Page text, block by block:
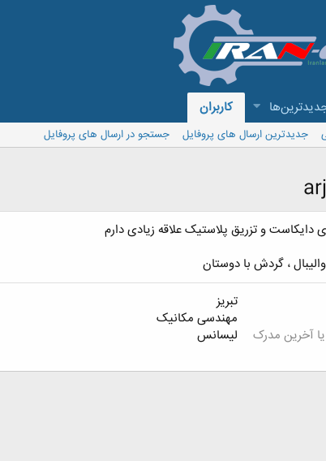
کاربران
جدیدترین ارسال های پروفایل
جستجو در ارسال های پروفایل
دایکاست و تزریق پلاستیک علاقه زیادی دارم
، گردش با دوستان
تبریز
مهندسی مکانیک
آخرین مدرک
لیسانس